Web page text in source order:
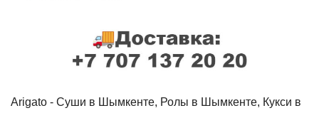
Arigato - Cуши в Шымкенте, Ролы в Шымкенте, Кукси в